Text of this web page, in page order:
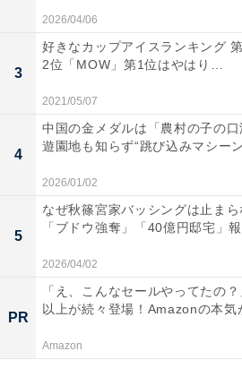
東京駅
東京駅は、東京駅地下街やKITTE
ングスポットが多く、レンガ造り
美しいエリアです。また東京駅か
2026/04/06
3
好きなカップアイスランキング
2位「MOW」第1位はやはり…
2021/05/07
4
中国の金メダルは「農村の子の口
遊園地も知らず“跳び込みマシーン
2026/01/02
5
なぜ秋篠宮家バッシングは止まら
「ブドウ強奪」「40億円邸宅」
2026/04/02
PR
「え、こんなセールやってたの
以上が続々登場！Amazonの本気
Amazon